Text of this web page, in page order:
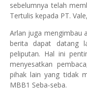
sebelumnya telah
Tertulis kepada PT.
Arlan juga mengimbau
berita dapat datang
peliputan. Hal ini
menyesatkan
pihak lain yang tidak
MBB1 Seba-seba.